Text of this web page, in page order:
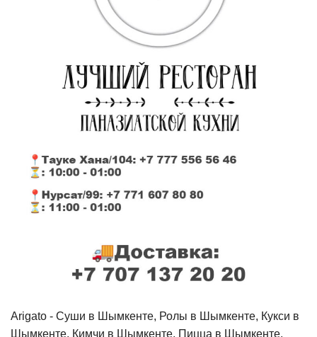
Arigato - Cуши в Шымкенте, Ролы в Шымкенте, Кукси в
Шымкенте, Кимчи в Шымкенте, Пицца в Шымкенте,